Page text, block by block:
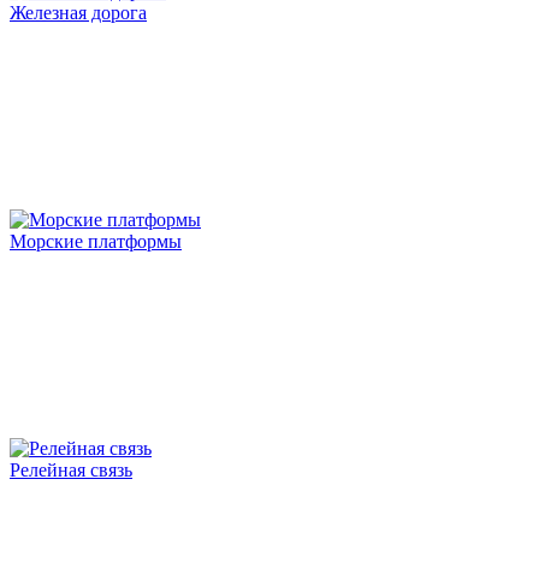
Железная дорога
Морские платформы
Релейная связь